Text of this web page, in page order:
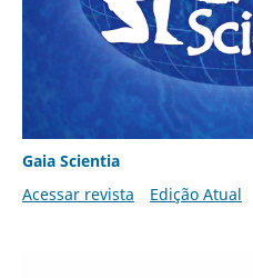
Gaia Scientia
Acessar revista
Edição Atual